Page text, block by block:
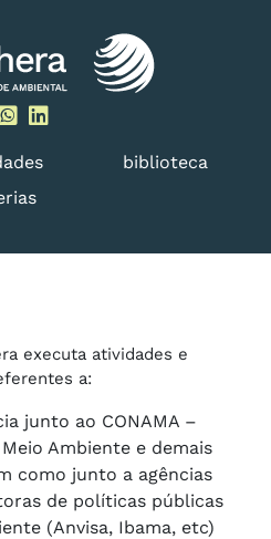
biblioteca
executa atividades e
a:
junto ao CONAMA –
Ambiente e demais
como junto a agências
de políticas públicas
(Anvisa, Ibama, etc)